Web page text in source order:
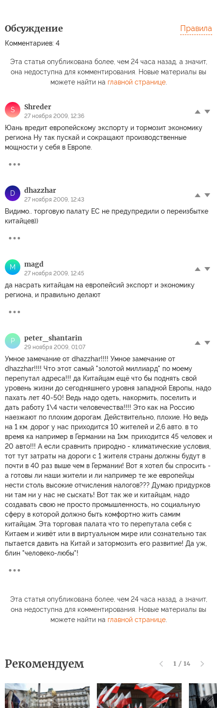
Обсуждение
Комментариев: 4
Правила
Эта статья опубликована более, чем 24 часа назад, а значит,
она недоступна для комментирования. Новые материалы вы
можете найти на главной странице.
S Shreder
27 ноября 2009, 12:36
Юань вредит европейскому экспорту и тормозит экономику
региона Ну так пускай и сокращают производственные
мощности у себя в Европе.
D dhazzhar
27 ноября 2009, 12:43
Видимо.. торговую палату ЕС не предупредили о переизбытке
китайцев))
M magd
27 ноября 2009, 12:45
да насрать китайцам на европейсий экспорт и экономику
региона, и правильно делают
P peter_shantarin
29 ноября 2009, 01:07
Умное замечание от dhazzhar!!!! Умное замечание от
dhazzhar!!!! Что этот самый "золотой миллиард" по моему
перепутал адреса!!! да Китайцам ещё что бы поднять свой
уровень жизни до сегодняшнего уровня западной Европы, надо
пахать лет 40-50! Ведь надо одеть, накормить, поселить и
дать работу 1\4 части человечества!!!! Это как на Россию
наезжают по плохим дорогам. Действительно, плохие. Но ведь
на 1 км. дорог у нас приходится 10 жителей и 2,6 авто. в то
время ка например в Германии на 1км. приходится 45 человек и
20 авто!!! А если сравнить природно - климатические условия,
тот тут затраты на дороги с 1 жителя страны должны будут в
почти в 40 раз выше чем в Германии! Вот я хотел бы спросить -
а готовы ли наши жители и ли например те же европейцы
нести столь высокие отчисления налогов??? Думаю придурков
ни там ни у нас не сыскать! Вот так же и китайцам, надо
создавать свою не просто промышленность, но социальную
сферу в которой должно быть комфортно жить самим
китайцам. Эта торговая палата что то перепутала себя с
Китаем и живёт или в виртуальном мире или сознательно так
пытается давить на Китай и затормозить его развитие! Да уж,
блин "человеко-любы"!
Эта статья опубликована более, чем 24 часа назад, а значит,
она недоступна для комментирования. Новые материалы вы
можете найти на главной странице.
Рекомендуем 1 / 14